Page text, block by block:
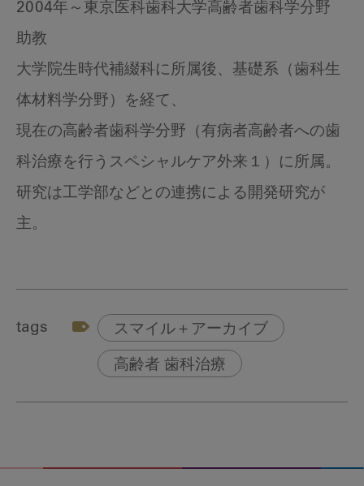
2004年～東京医科歯科大学高齢者歯科学分野
助教
大学院生時代補綴科に所属後、基礎系（歯科生
体材料学分野）を経て、
現在の高齢者歯科学分野（有病者高齢者への歯
科治療を行うスペシャルケア外来１）に所属。
研究は工学部などとの連携による開発研究が
主。
tags スマイル＋アーカイブ
高齢者 歯科治療